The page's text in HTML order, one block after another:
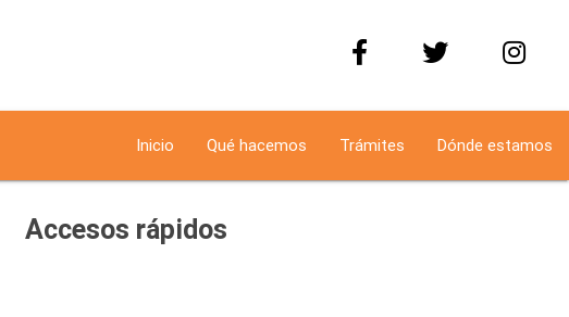
Inicio Qué hacemos Trámites Dónde estamos
Accesos rápidos